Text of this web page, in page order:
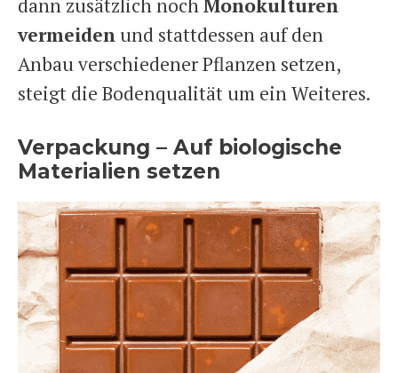
dann zusätzlich nochMonokulturen
vermeiden und stattdessen auf den
Anbau verschiedener Pflanzen setzen,
steigt die Bodenqualität um ein Weiteres.
Verpackung – Auf biologische
Materialien setzen